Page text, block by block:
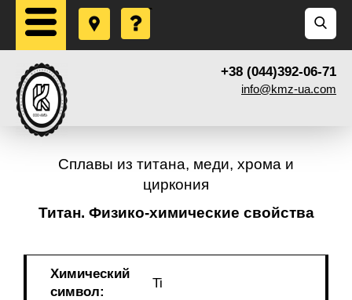
+38 (044)392-06-71
info@kmz-ua.com
Сплавы из титана, меди, хрома и
циркония
Титан. Физико-химические свойства
Химический
символ:
Ti